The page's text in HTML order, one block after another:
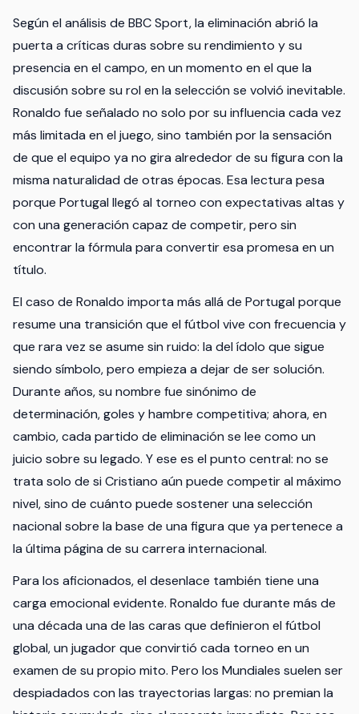
Según el análisis de BBC Sport, la eliminación abrió la
puerta a críticas duras sobre su rendimiento y su
presencia en el campo, en un momento en el que la
discusión sobre su rol en la selección se volvió inevitable.
Ronaldo fue señalado no solo por su influencia cada vez
más limitada en el juego, sino también por la sensación
de que el equipo ya no gira alrededor de su figura con la
misma naturalidad de otras épocas. Esa lectura pesa
porque Portugal llegó al torneo con expectativas altas y
con una generación capaz de competir, pero sin
encontrar la fórmula para convertir esa promesa en un
título.
El caso de Ronaldo importa más allá de Portugal porque
resume una transición que el fútbol vive con frecuencia y
que rara vez se asume sin ruido: la del ídolo que sigue
siendo símbolo, pero empieza a dejar de ser solución.
Durante años, su nombre fue sinónimo de
determinación, goles y hambre competitiva; ahora, en
cambio, cada partido de eliminación se lee como un
juicio sobre su legado. Y ese es el punto central: no se
trata solo de si Cristiano aún puede competir al máximo
nivel, sino de cuánto puede sostener una selección
nacional sobre la base de una figura que ya pertenece a
la última página de su carrera internacional.
Para los aficionados, el desenlace también tiene una
carga emocional evidente. Ronaldo fue durante más de
una década una de las caras que definieron el fútbol
global, un jugador que convirtió cada torneo en un
examen de su propio mito. Pero los Mundiales suelen ser
despiadados con las trayectorias largas: no premian la